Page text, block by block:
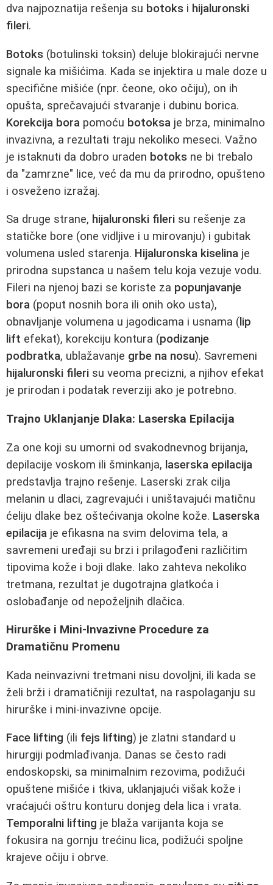
dva najpoznatija rešenja su botoks i hijaluronski
fileri.
Botoks (botulinski toksin) deluje blokirajući nervne
signale ka mišićima. Kada se injektira u male doze u
specifične mišiće (npr. čeone, oko očiju), on ih
opušta, sprečavajući stvaranje i dubinu borica.
Korekcija bora pomoću botoksa je brza, minimalno
invazivna, a rezultati traju nekoliko meseci. Važno
je istaknuti da dobro uraden botoks ne bi trebalo
da "zamrzne" lice, već da mu da prirodno, opušteno
i osveženo izražaj.
Sa druge strane, hijaluronski fileri su rešenje za
statičke bore (one vidljive i u mirovanju) i gubitak
volumena usled starenja. Hijaluronska kiselina je
prirodna supstanca u našem telu koja vezuje vodu.
Fileri na njenoj bazi se koriste za popunjavanje
bora (poput nosnih bora ili onih oko usta),
obnavljanje volumena u jagodicama i usnama ( lip
lift efekat), korekciju kontura (podizanje
podbratka, ublažavanje grbe na nosu). Savremeni
hijaluronski fileri su veoma precizni, a njihov efekat
je prirodan i podatak reverziji ako je potrebno.
Trajno Uklanjanje Dlaka: Laserska Epilacija
Za one koji su umorni od svakodnevnog brijanja,
depilacije voskom ili šminkanja, laserska epilacija
predstavlja trajno rešenje. Laserski zrak cilja
melanin u dlaci, zagrevajući i uništavajući matičnu
ćeliju dlake bez oštećivanja okolne kože. Laserska
epilacija je efikasna na svim delovima tela, a
savremeni uređaji su brzi i prilagođeni različitim
tipovima kože i boji dlake. Iako zahteva nekoliko
tretmana, rezultat je dugotrajna glatkoća i
oslobađanje od nepoželjnih dlačica.
Hirurške i Mini-Invazivne Procedure za
Dramatičnu Promenu
Kada neinvazivni tretmani nisu dovoljni, ili kada se
želi brži i dramatičniji rezultat, na raspolaganju su
hirurške i mini-invazivne opcije.
Face lifting (ili fejs lifting) je zlatni standard u
hirurgiji podmlađivanja. Danas se često radi
endoskopski, sa minimalnim rezovima, podižući
opuštene mišiće i tkiva, uklanjajući višak kože i
vraćajući oštru konturu donjeg dela lica i vrata.
Temporalni lifting je blaža varijanta koja se
fokusira na gornju trećinu lica, podižući spoljne
krajeve očiju i obrve.